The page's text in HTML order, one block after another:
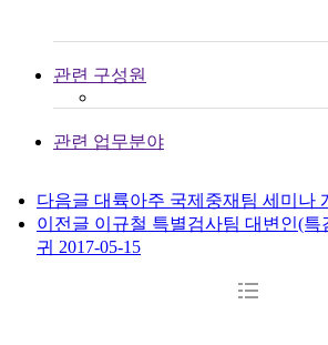
관련 구성원
관련 업무분야
다음글 대륙아주 국제중재팀 세미나
이전글 이규철 특별검사팀 대변인(
귀 2017-05-15